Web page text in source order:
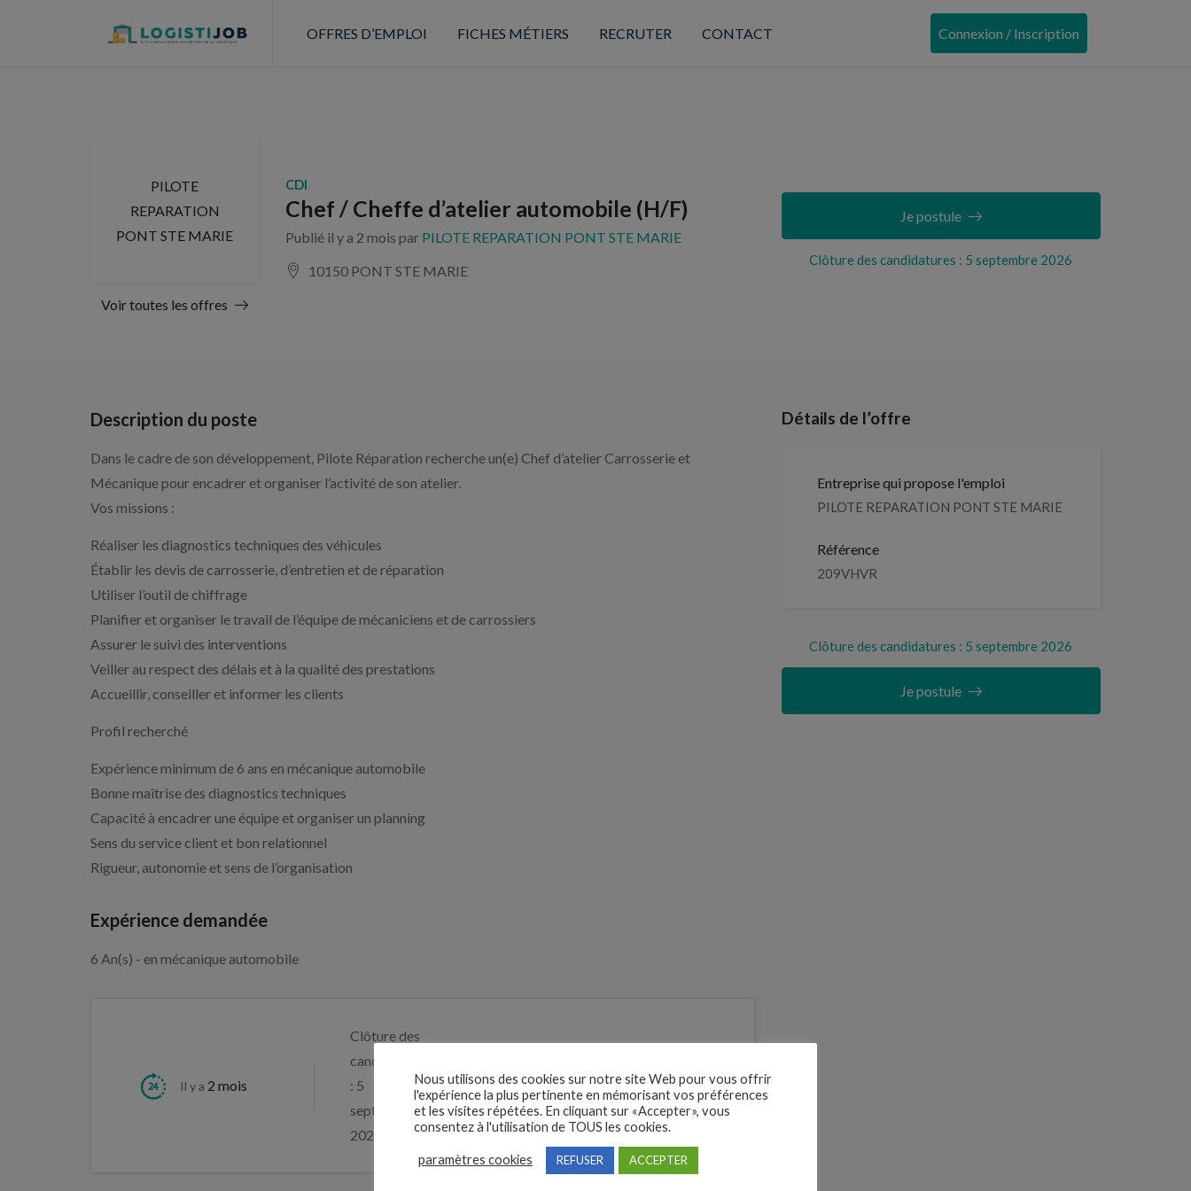
OFFRES D’EMPLOI FICHES MÉTIERS RECRUTER CONTACT Connexion / Inscription
PILOTE
REPARATION
PONT STE MARIE
Voir toutes les offres
CDI
Chef / Cheffe d’atelier automobile (H/F)
Publié il y a 2 mois par PILOTE REPARATION PONT STE MARIE
10150 PONT STE MARIE
Clôture des candidatures : 5 septembre 2026
Je postule
Description du poste
Dans le cadre de son développement, Pilote Réparation recherche un(e) Chef d’atelier Carrosserie et
Mécanique pour encadrer et organiser l’activité de son atelier.
Vos missions :
Réaliser les diagnostics techniques des véhicules
Établir les devis de carrosserie, d’entretien et de réparation
Utiliser l’outil de chiffrage
Planifier et organiser le travail de l’équipe de mécaniciens et de carrossiers
Assurer le suivi des interventions
Veiller au respect des délais et à la qualité des prestations
Accueillir, conseiller et informer les clients
Profil recherché
Expérience minimum de 6 ans en mécanique automobile
Bonne maîtrise des diagnostics techniques
Capacité à encadrer une équipe et organiser un planning
Sens du service client et bon relationnel
Rigueur, autonomie et sens de l’organisation
Expérience demandée
6 An(s) - en mécanique automobile
Il y a 2 mois
Clôture des
candidatures
: 5
septembre
2026
Je postule
Détails de l’offre
Entreprise qui propose l'emploi
PILOTE REPARATION PONT STE MARIE
Référence
209VHVR
Clôture des candidatures : 5 septembre 2026
Je postule
Nous utilisons des cookies sur notre site Web pour vous offrir
l'expérience la plus pertinente en mémorisant vos préférences
et les visites répétées. En cliquant sur «Accepter», vous
consentez à l'utilisation de TOUS les cookies.
paramètres cookies REFUSER ACCEPTER